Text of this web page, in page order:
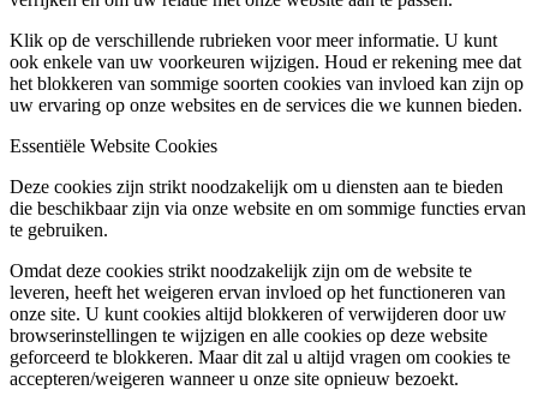
Klik op de verschillende rubrieken voor meer informatie. U kunt
ook enkele van uw voorkeuren wijzigen. Houd er rekening mee dat
het blokkeren van sommige soorten cookies van invloed kan zijn op
uw ervaring op onze websites en de services die we kunnen bieden.
Essentiële Website Cookies
Deze cookies zijn strikt noodzakelijk om u diensten aan te bieden
die beschikbaar zijn via onze website en om sommige functies ervan
te gebruiken.
Omdat deze cookies strikt noodzakelijk zijn om de website te
leveren, heeft het weigeren ervan invloed op het functioneren van
onze site. U kunt cookies altijd blokkeren of verwijderen door uw
browserinstellingen te wijzigen en alle cookies op deze website
geforceerd te blokkeren. Maar dit zal u altijd vragen om cookies te
accepteren/weigeren wanneer u onze site opnieuw bezoekt.